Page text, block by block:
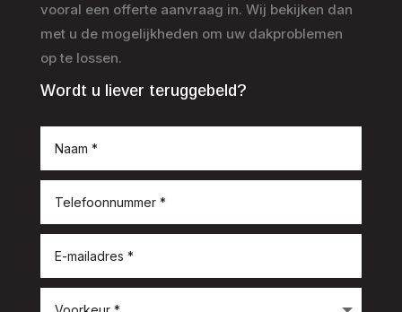
vooral een offerte aanvraag in. Wij bekijken dan
met u de mogelijkheden om uw dakproblemen
op te lossen.
Wordt u liever teruggebeld?